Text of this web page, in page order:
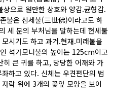
으로 원만한 상호와 양감.균형감.
불은 삼세불(三世佛)이라고도 하
세 분의 부처님을 말하는데 현세불
시기도 하고 과거.현재.미래불을
석가모니불의 높이는 125cm이고
큰 귀를 하고, 당당한 어깨와 가
하고 있다. 신체는 우견편단의 법
락 위에 3개의 꽃잎 모양을 보이